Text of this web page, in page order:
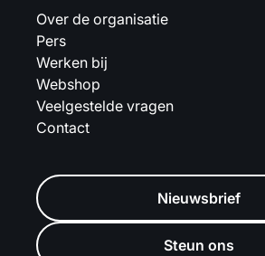
Over de organisatie
Pers
Werken bij
Webshop
Veelgestelde vragen
Contact
Nieuwsbrief
Steun ons